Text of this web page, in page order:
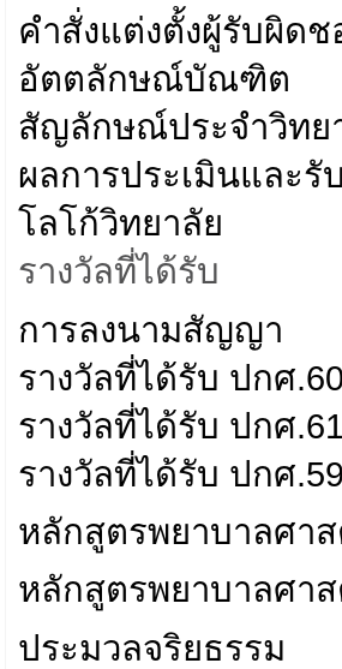
คำสั่งแต่งตั้งผู้รับผิด
อัตตลักษณ์บัณฑิต
สัญลักษณ์ประจำวิทย
ผลการประเมินและรั
โลโก้วิทยาลัย
รางวัลที่ได้รับ
การลงนามสัญญา
รางวัลที่ได้รับ ปกศ
รางวัลที่ได้รับ ปกศ.61
รางวัลที่ได้รับ ปกศ.59
หลักสูตรพยาบาลศา
หลักสูตรพยาบาลศา
ประมวลจริยธรรม